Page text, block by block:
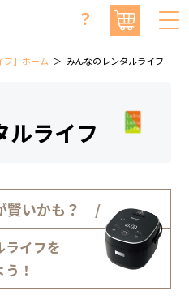
？
フ】ホーム みんなのレンタルライフ
ルライフ
賢いかも？ /
ライフを
！